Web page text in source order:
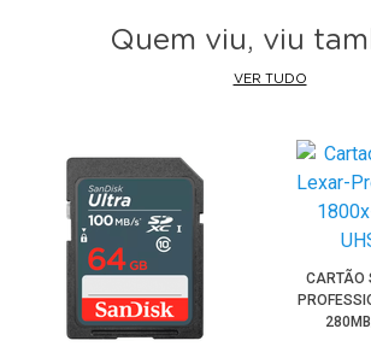
Quem viu, viu
VER TUDO
CARTÃO